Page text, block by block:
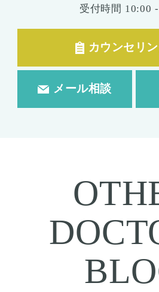
受付時間 10:00
カウンセリ
メール相談